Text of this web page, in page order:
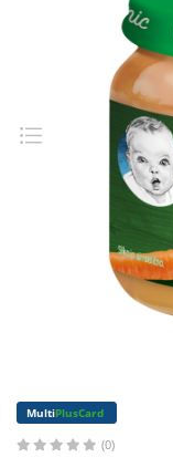
MultiPlusCard
(0)